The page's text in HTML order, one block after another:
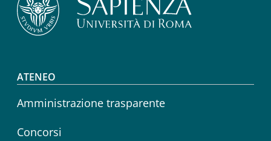
Footer menu
ATENEO
Amministrazione trasparente
Concorsi